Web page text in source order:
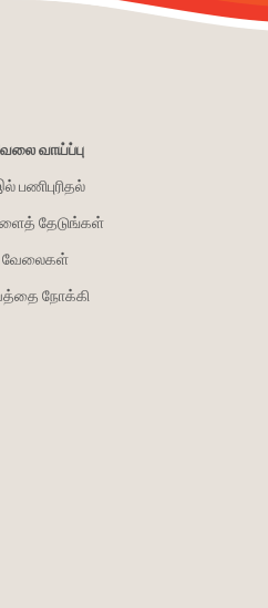
வாய்ப்பு
பணிபுரிதல்
தேடுங்கள்
நோக்கி